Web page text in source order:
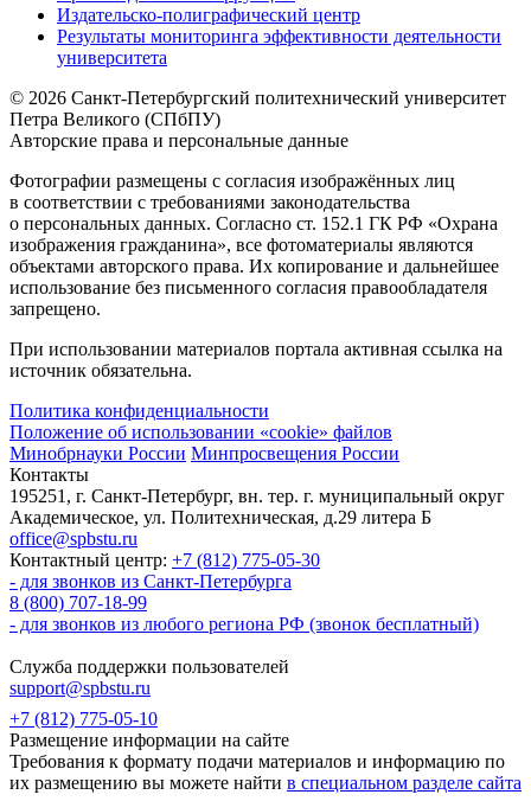
Издательско-полиграфический центр
Результаты мониторинга эффективности деятельности
университета
© 2026 Санкт-Петербургский политехнический университет
Петра Великого (СПбПУ)
Авторские права и персональные данные
Фотографии размещены с согласия изображённых лиц
в соответствии с требованиями законодательства
о персональных данных. Согласно ст. 152.1 ГК РФ «Охрана
изображения гражданина», все фотоматериалы являются
объектами авторского права. Их копирование и дальнейшее
использование без письменного согласия правообладателя
запрещено.
При использовании материалов портала активная ссылка на
источник обязательна.
Политика конфиденциальности
Положение об использовании «cookie» файлов
Минобрнауки России Минпросвещения России
Контакты
195251, г. Санкт-Петербург, вн. тер. г. муниципальный округ
Академическое, ул. Политехническая, д.29 литера Б
office@spbstu.ru
Контактный центр: +7 (812) 775-05-30
- для звонков из Санкт-Петербурга
8 (800) 707-18-99
- для звонков из любого региона РФ (звонок бесплатный)
Служба поддержки пользователей
support@spbstu.ru
+7 (812) 775-05-10
Размещение информации на сайте
Требования к формату подачи материалов и информацию по
их размещению вы можете найти в специальном разделе сайта